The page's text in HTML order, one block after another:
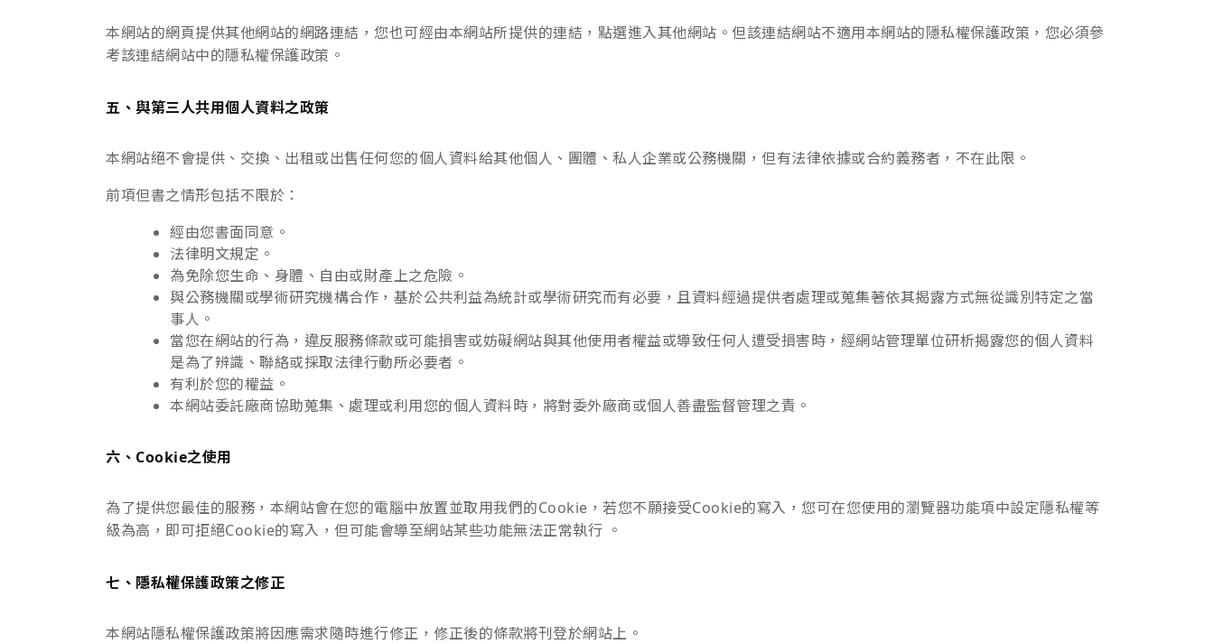
本網站的網頁提供其他網站的網路連結，您也可經由本網站所提供的連結，點選進入其他網站。但該連結網站不適用本網站的隱私權保護政策，您必須參
考該連結網站中的隱私權保護政策。
五、與第三人共用個人資料之政策
本網站絕不會提供、交換、出租或出售任何您的個人資料給其他個人、團體、私人企業或公務機關，但有法律依據或合約義務者，不在此限。
前項但書之情形包括不限於：
經由您書面同意。
法律明文規定。
為免除您生命、身體、自由或財產上之危險。
與公務機關或學術研究機構合作，基於公共利益為統計或學術研究而有必要，且資料經過提供者處理或蒐集著依其揭露方式無從識別特定之當
事人。
當您在網站的行為，違反服務條款或可能損害或妨礙網站與其他使用者權益或導致任何人遭受損害時，經網站管理單位研析揭露您的個人資料
是為了辨識、聯絡或採取法律行動所必要者。
有利於您的權益。
本網站委託廠商協助蒐集、處理或利用您的個人資料時，將對委外廠商或個人善盡監督管理之責。
六、Cookie之使用
為了提供您最佳的服務，本網站會在您的電腦中放置並取用我們的Cookie，若您不願接受Cookie的寫入，您可在您使用的瀏覽器功能項中設定隱私權等
級為高，即可拒絕Cookie的寫入，但可能會導至網站某些功能無法正常執行 。
七、隱私權保護政策之修正
本網站隱私權保護政策將因應需求隨時進行修正，修正後的條款將刊登於網站上。